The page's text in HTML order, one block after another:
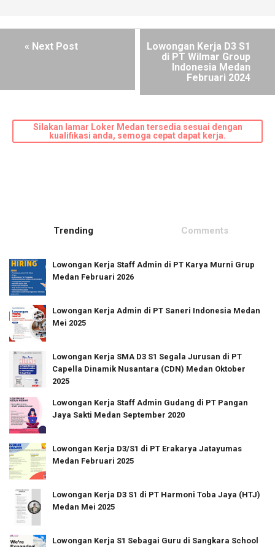
« Next Post
Lowongan Kerja D3 S1
di PT Wilmar Group
Indonesia Medan
Februari 2024
Silakan lamar Loker Medan tersedia sesuai dengan
kualifikasi anda, semoga cepat dapat kerja.
Trending Comments
Lowongan Kerja Staff Admin di PT Karya Murni Grup
Medan Februari 2026
Lowongan Kerja Admin di PT Saneri Indonesia Medan
Mei 2025
Lowongan Kerja SMA D3 S1 Segala Jurusan di PT
Capella Dinamik Nusantara (CDN) Medan Oktober
2025
Lowongan Kerja Staff Admin Gudang di PT Pangan
Jaya Sakti Medan September 2020
Lowongan Kerja D3/S1 di PT Erakarya Jatayumas
Medan Februari 2025
Lowongan Kerja D3 S1 di PT Harmoni Toba Jaya (HTJ)
Medan Mei 2025
Lowongan Kerja S1 Sebagai Guru di Sangkara School